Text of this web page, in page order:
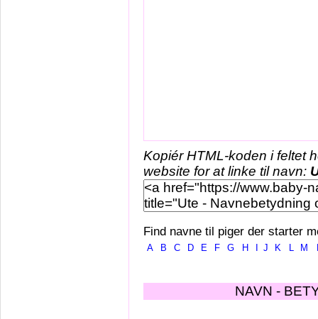
Kopiér HTML-koden i feltet
website for at linke til navn:
Find navne til piger der starter
A B C D E F G H J K L M
NAVN -